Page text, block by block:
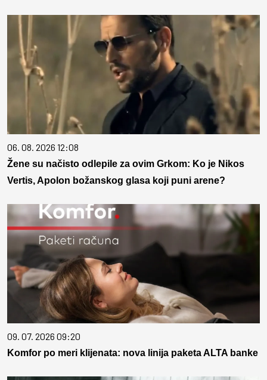
06. 08. 2026 12:08
Žene su načisto odlepile za ovim Grkom: Ko je Nikos
Vertis, Apolon božanskog glasa koji puni arene?
09. 07. 2026 09:20
Komfor po meri klijenata: nova linija paketa ALTA banke